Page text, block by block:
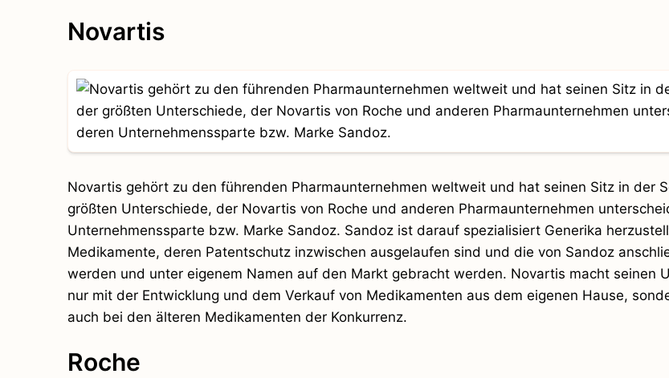
Novartis
Novartis gehört zu den führenden Pharmaunternehmen weltweit und hat seinen Sitz in der
größten Unterschiede, der Novartis von Roche und anderen Pharmaunternehmen
Unternehmenssparte bzw. Marke Sandoz. Sandoz ist darauf spezialisiert Generika
Medikamente, deren Patentschutz inzwischen ausgelaufen sind und die von Sandoz
werden und unter eigenem Namen auf den Markt gebracht werden. Novartis macht seinen
nur mit der Entwicklung und dem Verkauf von Medikamenten aus dem eigenen Hause,
auch bei den älteren Medikamenten der Konkurrenz.
Roche